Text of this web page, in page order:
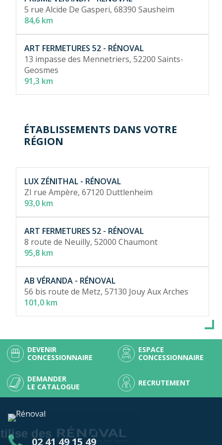
Continuer sans accepter
Ce site web utilise des
5 rue Alcide De Gasperi, 68390 Sausheim
84,6 km
ART FERMETURES 52 - RÉNOVAL
13 impasse des Mennetriers, 52200 Saints-
Geosmes
91,3 km
ÉTABLISSEMENTS DANS VOTRE
RÉGION
LUX ZÉNITHAL - RÉNOVAL
ZI rue Ampère, 67120 Duttlenheim
93,0 km
ART FERMETURES 52 - RÉNOVAL
8 route de Neuilly, 52000 Chaumont
95,8 km
AB VÉRANDA - RÉNOVAL
56 bis route de Metz, 57130 Jouy Aux Arches
101,0 km
02 41 49 15 49
DEVENIR
CONCESSIONNAIRE
ESPACE
CONCESSIONNAIRE
DEMANDER
LE CATALOGUE
RECRUTEMENT